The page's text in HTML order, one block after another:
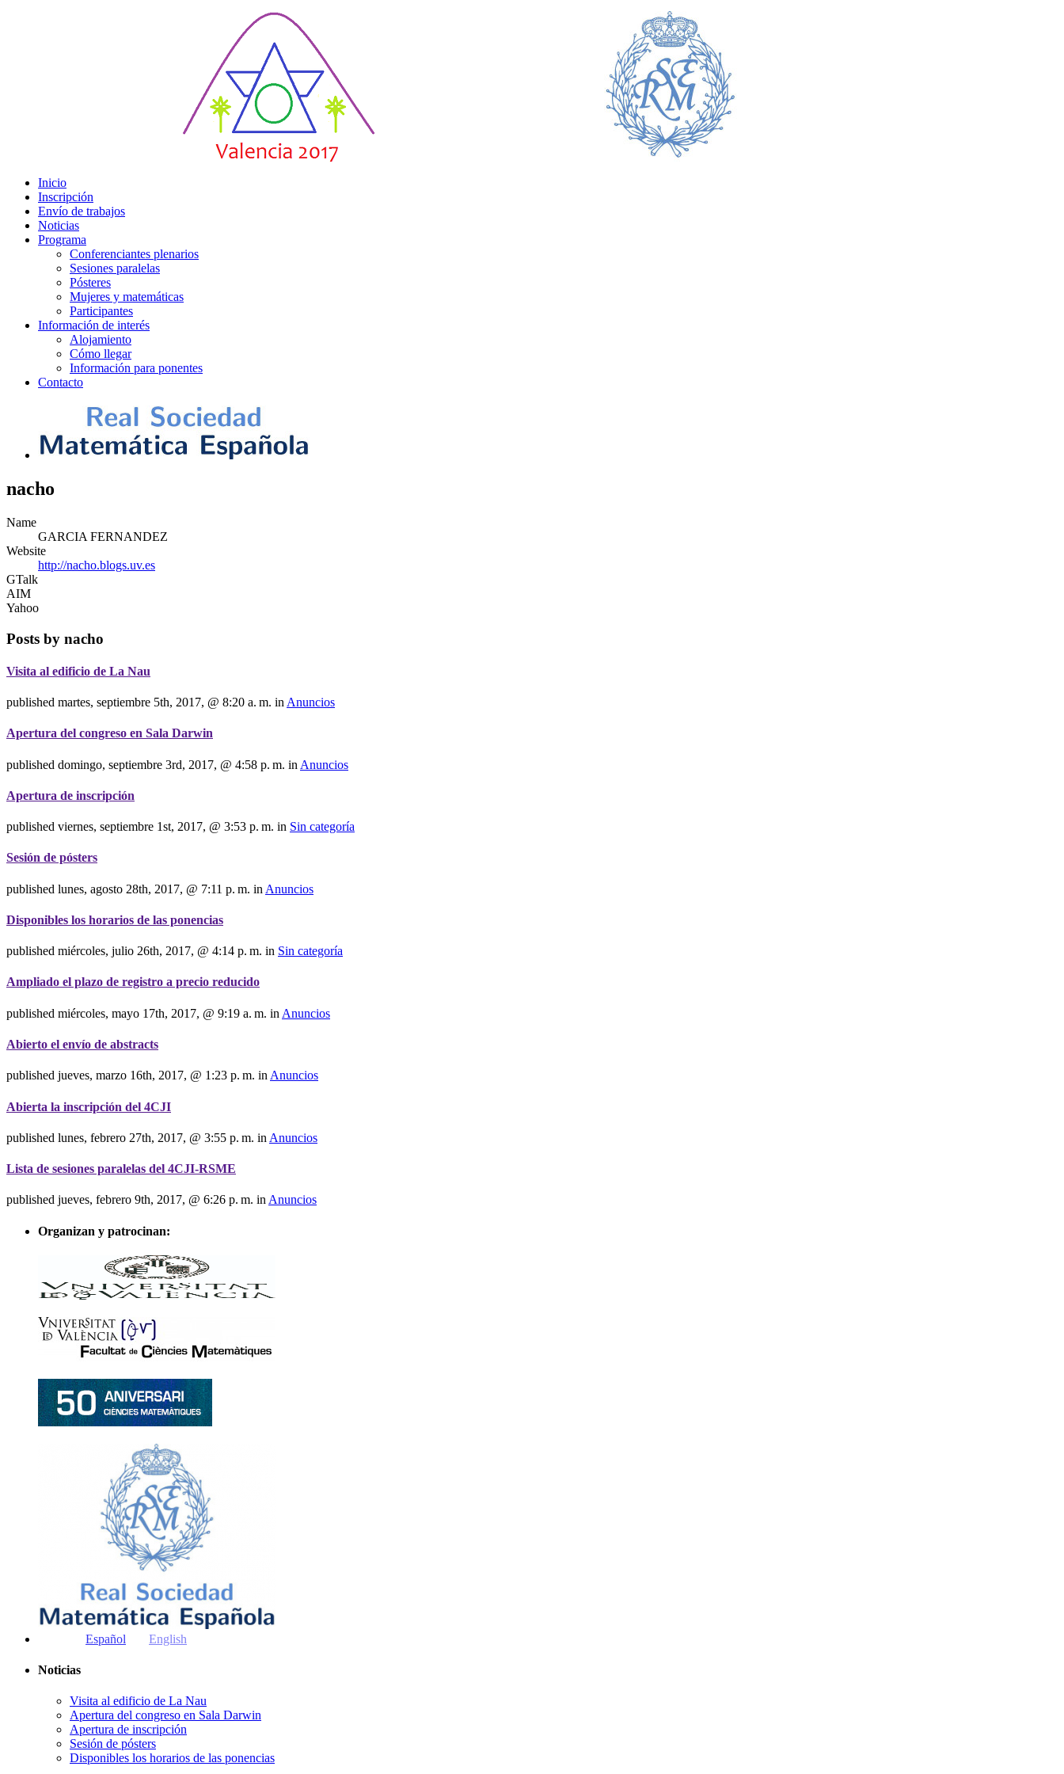
Inicio
Inscripción
Envío de trabajos
Noticias
Programa
Conferenciantes plenarios
Sesiones paralelas
Pósteres
Mujeres y matemáticas
Participantes
Información de interés
Alojamiento
Cómo llegar
Información para ponentes
Contacto
nacho
Name
GARCIA FERNANDEZ
Website
http://nacho.blogs.uv.es
GTalk
AIM
Yahoo
Posts by nacho
Visita al edificio de La Nau
published martes, septiembre 5th, 2017, @ 8:20 a. m. in Anuncios
Apertura del congreso en Sala Darwin
published domingo, septiembre 3rd, 2017, @ 4:58 p. m. in Anuncios
Apertura de inscripción
published viernes, septiembre 1st, 2017, @ 3:53 p. m. in Sin categoría
Sesión de pósters
published lunes, agosto 28th, 2017, @ 7:11 p. m. in Anuncios
Disponibles los horarios de las ponencias
published miércoles, julio 26th, 2017, @ 4:14 p. m. in Sin categoría
Ampliado el plazo de registro a precio reducido
published miércoles, mayo 17th, 2017, @ 9:19 a. m. in Anuncios
Abierto el envío de abstracts
published jueves, marzo 16th, 2017, @ 1:23 p. m. in Anuncios
Abierta la inscripción del 4CJI
published lunes, febrero 27th, 2017, @ 3:55 p. m. in Anuncios
Lista de sesiones paralelas del 4CJI-RSME
published jueves, febrero 9th, 2017, @ 6:26 p. m. in Anuncios
Organizan y patrocinan:
Español English
Noticias
Visita al edificio de La Nau
Apertura del congreso en Sala Darwin
Apertura de inscripción
Sesión de pósters
Disponibles los horarios de las ponencias